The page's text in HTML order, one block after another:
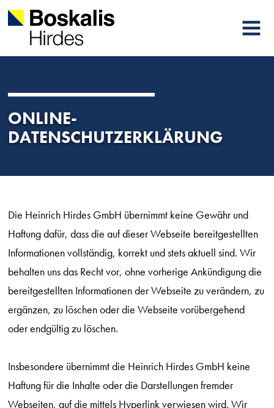
MENU
ONLINE-
DATENSCHUTZERKLÄRUNG
Die Heinrich Hirdes GmbH übernimmt keine Gewähr und
Haftung dafür, dass die auf dieser Webseite bereitgestellten
Informationen vollständig, korrekt und stets aktuell sind. Wir
behalten uns das Recht vor, ohne vorherige Ankündigung die
bereitgestellten Informationen der Webseite zu verändern, zu
ergänzen, zu löschen oder die Webseite vorübergehend
oder endgültig zu löschen.
Insbesondere übernimmt die Heinrich Hirdes GmbH keine
Haftung für die Inhalte oder die Darstellungen fremder
Webseiten, auf die mittels Hyperlink verwiesen wird. Wir